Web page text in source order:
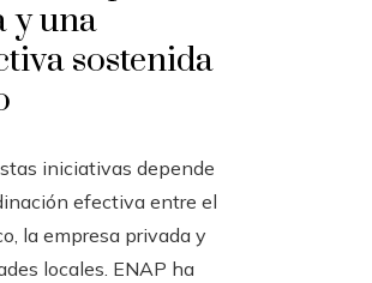
y una
sostenida
iniciativas depende
efectiva entre el
la empresa privada y
locales. ENAP ha